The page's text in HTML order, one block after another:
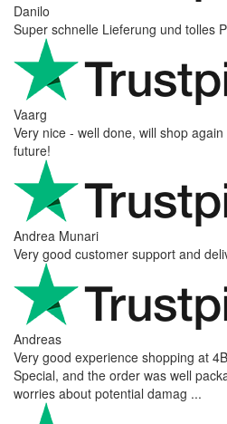
Danilo
Super schnelle Lieferung und tolles
Vaarg
Very nice - well done, will shop
future!
Andrea Munari
Very good customer support and
Andreas
Very good experience shopping at
Special, and the order was well
worries about potential damag ...